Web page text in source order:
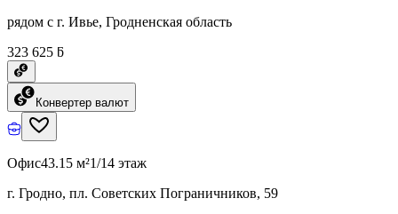
рядом с г. Ивье, Гродненская область
323 625 ƃ
Конвертер валют
Офис43.15 м²1/14 этаж
г. Гродно, пл. Советских Пограничников, 59